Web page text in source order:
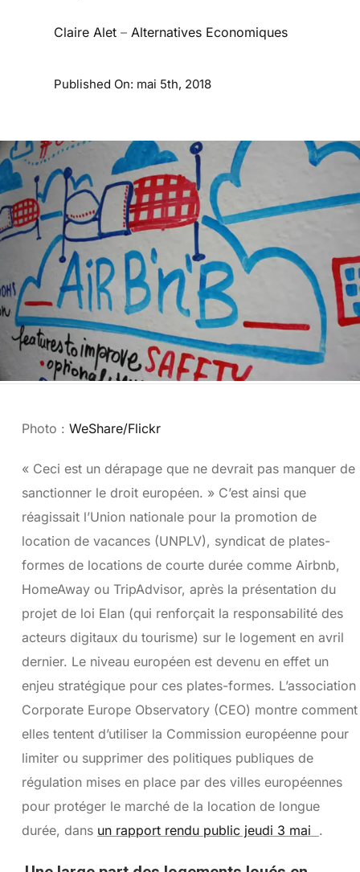
Claire Alet – Alternatives Economiques
Published On: mai 5th, 2018
Photo : WeShare/Flickr
« Ceci est un dérapage que ne devrait pas manquer de
sanctionner le droit européen. » C’est ainsi que
réagissait l’Union nationale pour la promotion de
location de vacances (UNPLV), syndicat de plates-
formes de locations de courte durée comme Airbnb,
HomeAway ou TripAdvisor, après la présentation du
projet de loi Elan (qui renforçait la responsabilité des
acteurs digitaux du tourisme) sur le logement en avril
dernier. Le niveau européen est devenu en effet un
enjeu stratégique pour ces plates-formes. L’association
Corporate Europe Observatory (CEO) montre comment
elles tentent d’utiliser la Commission européenne pour
limiter ou supprimer des politiques publiques de
régulation mises en place par des villes européennes
pour protéger le marché de la location de longue
durée, dans un rapport rendu public jeudi 3 mai .